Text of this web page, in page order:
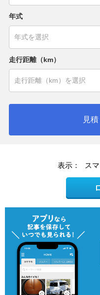
年式
走行距離（km）
見
表示： ス